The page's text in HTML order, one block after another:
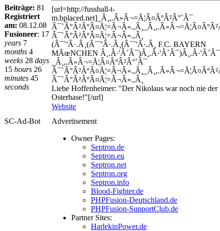
Beiträge: 81
Registriert
am: 08.12.08
Fusioneer: 17
years 7
months 4
weeks 28 days
15 hours 26
minutes 45
seconds
[url=http://fussball-t-
m.bplaced.net]_Â¸,.Â»Â¬=Ã¦Â¤ÂºÂ²Â°`Â¯
Â¯`Â°Â²ÂºÂ¤Ã¦=Â¬Â«.,Â¸
(Â¯`'Â·.Â¸(Â¯`'Â·.Â¸(Â¯`'Â·.Â¸ F.C. BAYERN
MÃœNCHEN
_Â¸,.Â»Â¬=Ã¦Â¤ÂºÂ²Â°`Â¯
Â¯`Â°Â²ÂºÂ¤Ã¦=Â¬Â«.,Â¸
Liebe Hoffenheimer: "Der Nikolaus war noch nie der
Osterhase!"[/url]
Website
SC-Ad-Bot
Advertisement
Owner Pages:
Septron.de
Septron.eu
Septron.net
Septron.org
Septron.info
Blood-Fighter.de
PHPFusion-Deutschland.de
PHPFusion-SupportClub.de
Partner Sites:
HarlekinPower.de